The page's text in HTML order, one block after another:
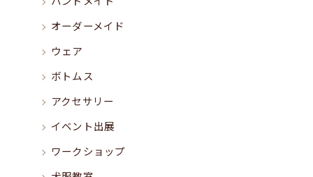
オーダーメイド
ウェア
ボトムス
アクセサリー
イベント出展
ワークショップ